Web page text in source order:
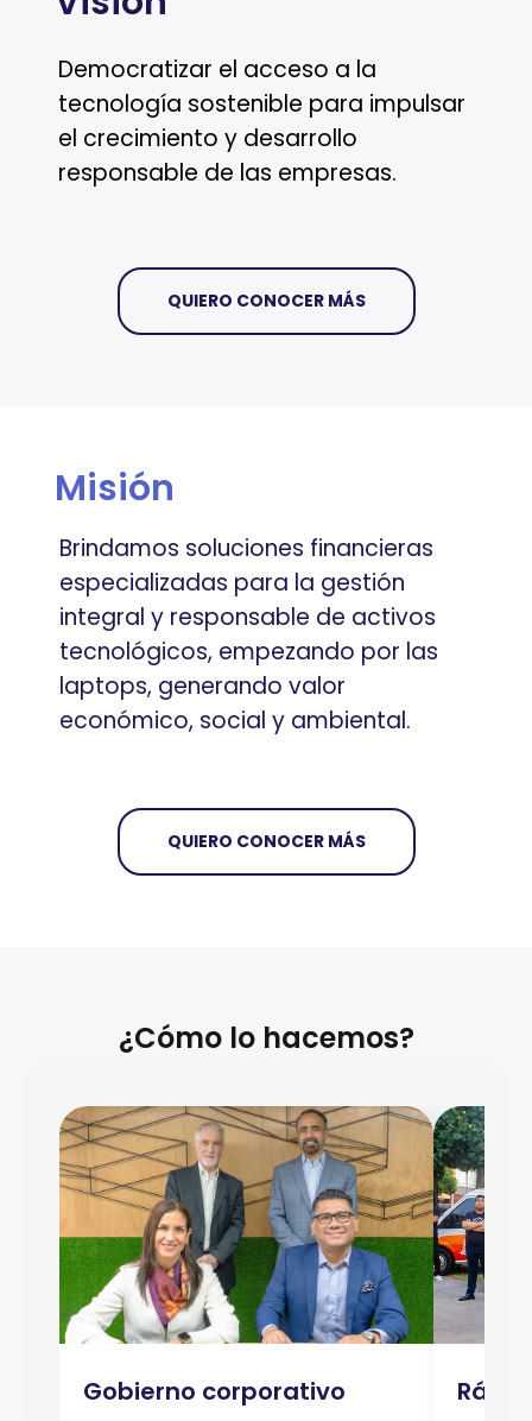
QUIERO CONOCER MÁS
Democratizar el acceso a la
tecnología sostenible para impulsar
el crecimiento y desarrollo
responsable de las empresas.
Misión
Brindamos soluciones financieras
especializadas para la gestión
integral y responsable de activos
tecnológicos, empezando por las
laptops, generando valor
económico, social y ambiental.
QUIERO CONOCER MÁS
¿Cómo lo hacemos?
Gobierno corporativo